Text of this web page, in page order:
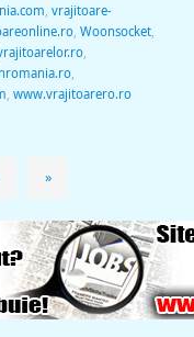
vrajitoare-
, Woonsocket,
,
,
www.vrajitoarero.ro
»